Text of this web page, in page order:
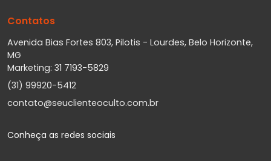
Contatos
Avenida Bias Fortes 803, Pilotis - Lourdes, Belo Horizonte,
MG
Marketing: 31 7193-5829
(31) 99920-5412
contato@seuclienteoculto.com.br
Conheça as redes sociais